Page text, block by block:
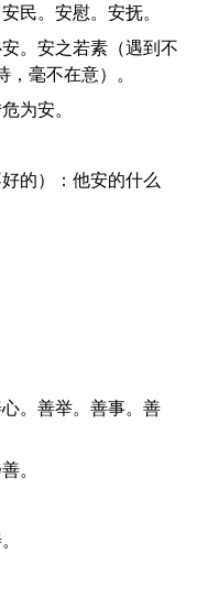
安民。安慰。安抚。
毫不在意）。
为安。
。